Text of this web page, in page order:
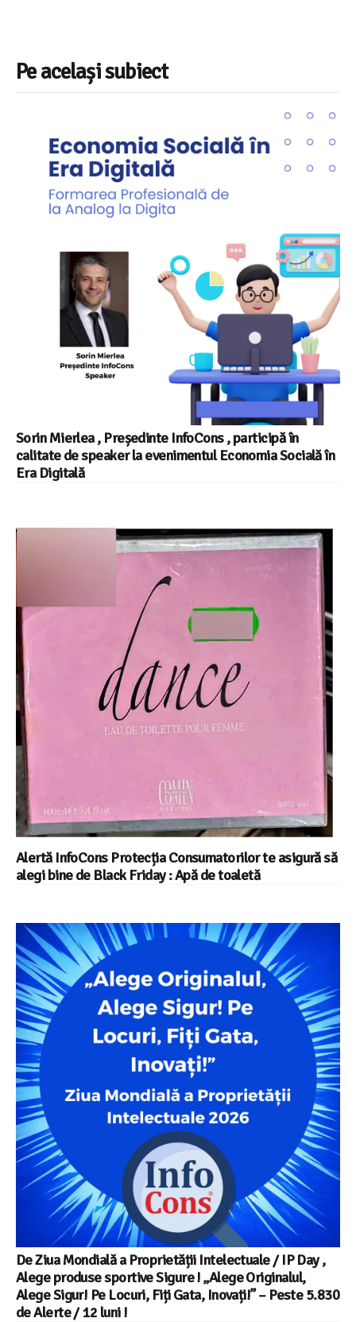
Pe același subiect
Sorin Mierlea , Președinte InfoCons , participă în
calitate de speaker la evenimentul Economia Socială în
Era Digitală
Alertă InfoCons Protecția Consumatorilor te asigură să
alegi bine de Black Friday : Apă de toaletă
De Ziua Mondială a Proprietății Intelectuale / IP Day ,
Alege produse sportive Sigure ! „Alege Originalul,
Alege Sigur! Pe Locuri, Fiți Gata, Inovați!” – Peste 5.830
de Alerte / 12 luni !